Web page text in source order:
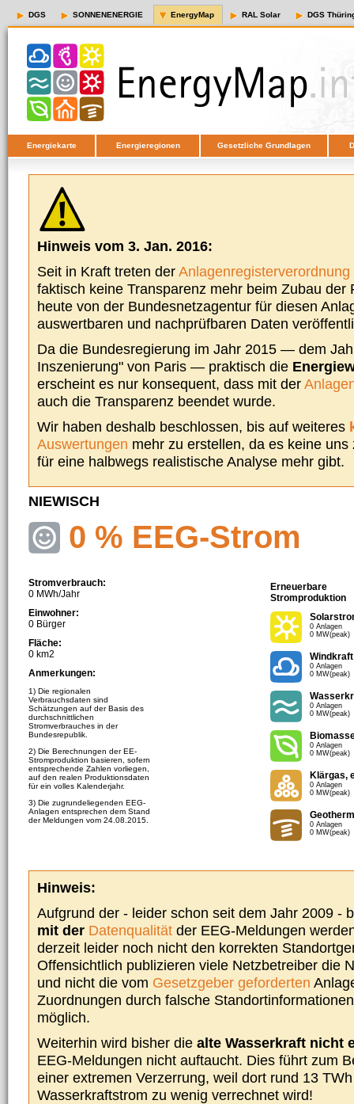
DGS SONNENENERGIE EnergyMap RAL Solar DGS
Energiekarte Energieregionen Gesetzliche Grundlagen
Hinweis vom 3. Jan. 2016:
Seit in Kraft treten derAnlagenregisterverordnung
faktisch keine Transparenz mehr beim Zubau der
heute von der Bundesnetzagentur für diesen
auswertbaren und nachprüfbaren Daten
Da die Bundesregierung im Jahr 2015 — dem
Inszenierung" von Paris — praktisch die
erscheint es nur konsequent, dass mit der
auch die Transparenz beendet wurde.
Wir haben deshalb beschlossen, bis auf weiteres
Auswertungen mehr zu erstellen, da es keine
für eine halbwegs realistische Analyse mehr gibt.
NIEWISCH
0 % EEG-Strom
Stromverbrauch:
0 MWh/Jahr
Einwohner:
0 Bürger
Fläche:
0 km2
Anmerkungen:
1) Die regionalen
Verbrauchsdaten sind
Schätzungen auf der Basis des
durchschnittlichen
Stromverbrauches in der
Bundesrepublik.
2) Die Berechnungen der EE-
Stromproduktion basieren, sofern
entsprechende Zahlen vorliegen,
auf den realen Produktionsdaten
für ein volles Kalenderjahr.
3) Die zugrundeliegenden EEG-
Anlagen entsprechen dem Stand
der Meldungen vom 24.08.2015.
Erneuerbare
Stromproduktion
0 Anlagen
0 MW(peak)
Windkraft
0 Anlagen
0 MW(peak)
0 Anlagen
0 MW(peak)
0 Anlagen
0 MW(peak)
Klärgas,
0 Anlagen
0 MW(peak)
0 Anlagen
0 MW(peak)
Hinweis:
Aufgrund der - leider schon seit dem Jahr 2009 -
mit der Datenqualität der EEG-Meldungen
derzeit leider noch nicht den korrekten
Offensichtlich publizieren viele Netzbetreiber die
und nicht die vom Gesetzgeber geforderten
Zuordnungen durch falsche
möglich.
Weiterhin wird bisher die alte Wasserkraft nicht
EEG-Meldungen nicht auftaucht. Dies führt zum
einer extremen Verzerrung, weil dort rund 13
Wasserkraftstrom zu wenig verrechnet wird!